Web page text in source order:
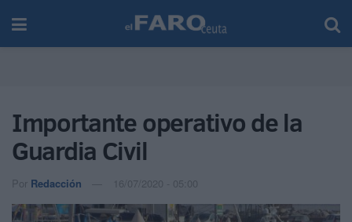
Importante operativo de la
Guardia Civil
Por Redacción 16/07/2020 - 05:00